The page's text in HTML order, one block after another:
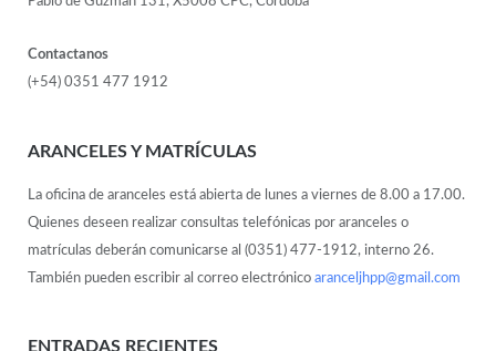
Contactanos
(+54) 0351 477 1912
ARANCELES Y MATRÍCULAS
La oficina de aranceles está abierta de lunes a viernes de 8.00 a 17.00.
Quienes deseen realizar consultas telefónicas por aranceles o
matrículas deberán comunicarse al (0351) 477-1912, interno 26.
También pueden escribir al correo electrónico aranceljhpp@gmail.com
ENTRADAS RECIENTES